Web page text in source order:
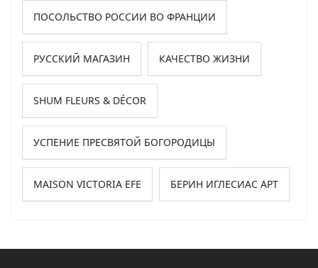
ПОСОЛЬСТВО РОССИИ ВО ФРАНЦИИ
РУССКИЙ МАГАЗИН КАЧЕСТВО ЖИЗНИ
SHUM FLEURS & DÉCOR
УСПЕНИЕ ПРЕСВЯТОЙ БОГОРОДИЦЫ
MAISON VICTORIA EFE БЕРИН ИГЛЕСИАС АРТ